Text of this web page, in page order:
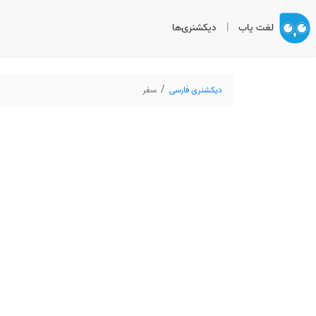
لغت یاب | دیکشنری‌ها
دیکشنری فارسی سفر